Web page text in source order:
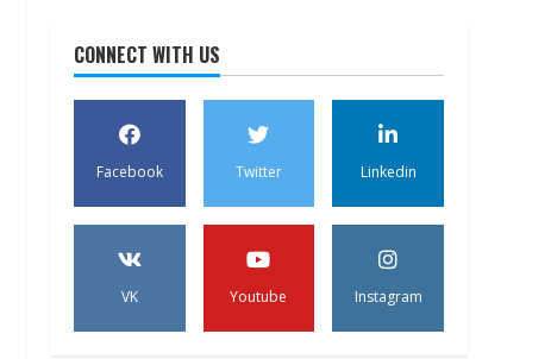
CONNECT WITH US
Facebook Twitter Linkedin
VK Youtube Instagram